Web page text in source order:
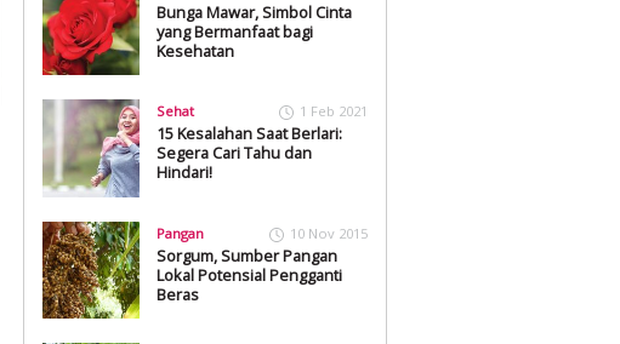
Bunga Mawar, Simbol Cinta
yang Bermanfaat bagi
Kesehatan
Sehat 1 Feb 2021
15 Kesalahan Saat Berlari:
Segera Cari Tahu dan
Hindari!
Pangan 10 Nov 2015
Sorgum, Sumber Pangan
Lokal Potensial Pengganti
Beras